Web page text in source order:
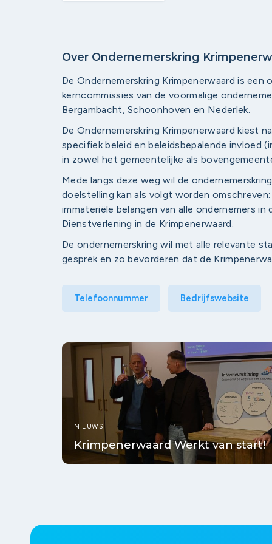
Over Ondernemerskring
De Ondernemerskring Krimpenerwaard is
kerncommissies van de voormalige
Bergambacht, Schoonhoven en Nederlek.
De Ondernemerskring Krimpenerwaard kiest
specifiek beleid en beleidsbepalende invloed
in zowel het gemeentelijke als
Mede langs deze weg wil de
doelstelling kan als volgt worden
immateriële belangen van alle ondernemers
Dienstverlening in de Krimpenerwaard.
De ondernemerskring wil met alle relevante
gesprek en zo bevorderen dat de
Telefoonnummer Bedrijfswebsite
NIEUWS
Krimpenerwaard Werkt van start!